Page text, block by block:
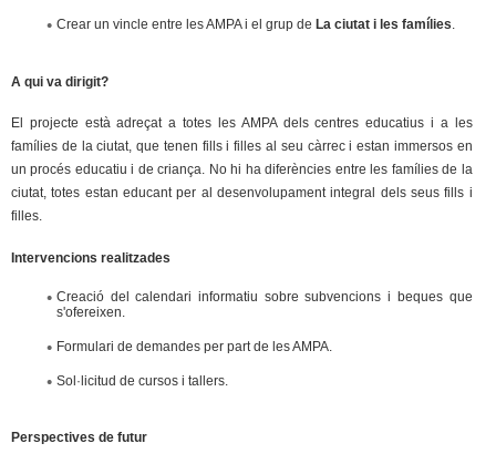
e
s
Crear un vincle entre les AMPA i el grup de La ciutat i les famílies
A qui va dirigit?
El projecte està adreçat a totes les AMPA dels centres educatius i a les
famílies de la ciutat, que tenen fills i filles al seu càrrec i estan immersos en
un procés educatiu i de criança. No hi ha diferències entre les famílies de la
ciutat, totes estan educant per al desenvolupament integral dels seus fills i
filles.
Intervencions realitzades
Creació del calendari informatiu sobre subvencions i beques que
s'ofereixen.
Formulari de demandes per part de les AMPA.
Sol·licitud de cursos i tallers.
Perspectives de futur